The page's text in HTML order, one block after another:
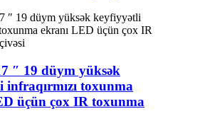
″ 19 düym yüksək
toxunma
üçün çox IR toxunma